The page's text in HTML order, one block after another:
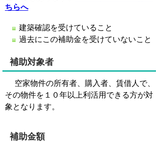
ちらへ
建築確認を受けていること
過去にこの補助金を受けていないこと
補助対象者
空家物件の所有者、購入者、賃借人で、
その物件を１０年以上利活用できる方が対
象となります。
補助金額